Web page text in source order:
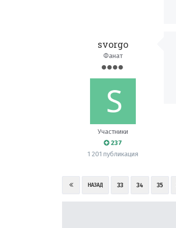
svorgo
Фанат
Участники
237
1 201 публикация
НАЗАД 33 34 35